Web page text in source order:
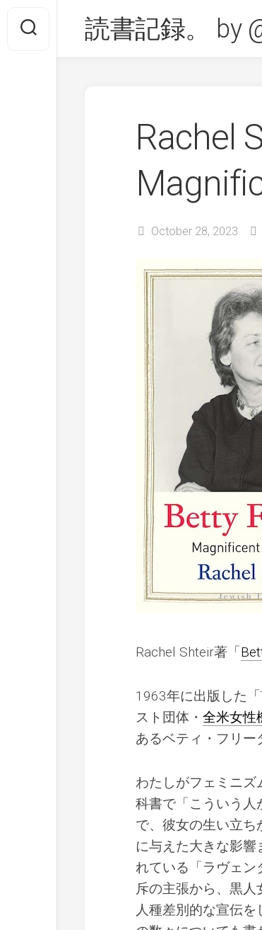
content
読書記録。 by
Rachel
October 28, 2023
Rachel Shteir著「
1963年に出版した
スト団体・ 全米女性
あるベティ・フリー
わたしがフェミニズ
科書で「こういう人
で、彼女の生い立
に与えた大きな影響
れている「ラヴェン
斥の主張から、黒
人種差別的な宣伝